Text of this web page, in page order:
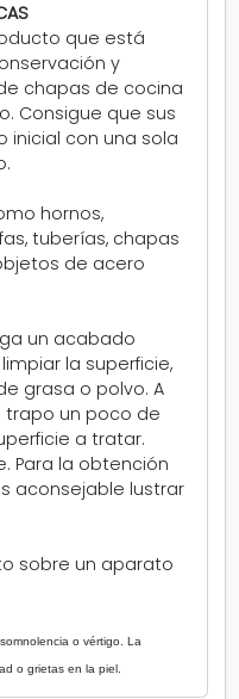
que está
y
chapas de cocina
Consigue que sus
inicial con una sola
hornos,
tuberías, chapas
de acero
un acabado
la superficie,
grasa o polvo. A
trapo un poco de
a tratar.
Para la obtención
aconsejable lustrar
sobre un aparato
o vértigo. La
o grietas en la piel.